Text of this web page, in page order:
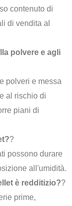
contenuto di
di vendita al
polvere e agli
polveri e messa
al rischio di
piani di
?
possono durare
all'umidità.
è redditizio??
prime,